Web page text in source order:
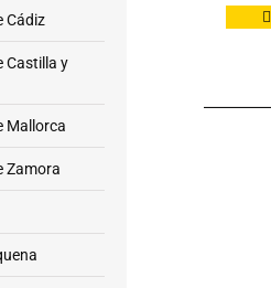
Cádiz
Castilla y
Mallorca
Zamora